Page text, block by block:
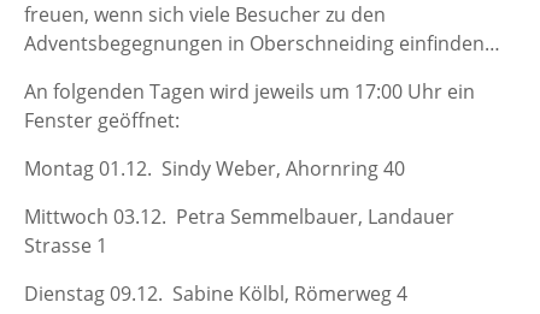
freuen, wenn sich viele Besucher zu den
Adventsbegegnungen in Oberschneiding einfinden…
An folgenden Tagen wird jeweils um 17:00 Uhr ein
Fenster geöffnet:
Montag 01.12. Sindy Weber, Ahornring 40
Mittwoch 03.12. Petra Semmelbauer, Landauer
Strasse 1
Dienstag 09.12. Sabine Kölbl, Römerweg 4